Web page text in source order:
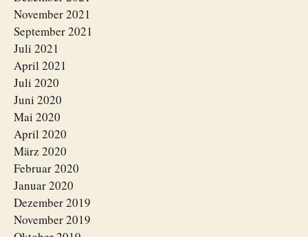
November 2021
September 2021
Juli 2021
April 2021
Juli 2020
Juni 2020
Mai 2020
April 2020
März 2020
Februar 2020
Januar 2020
Dezember 2019
November 2019